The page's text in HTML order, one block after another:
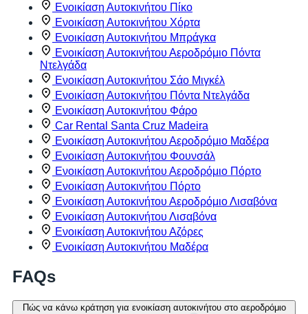
Ενοικίαση Αυτοκινήτου Πίκο
Ενοικίαση Αυτοκινήτου Χόρτα
Ενοικίαση Αυτοκινήτου Μπράγκα
Ενοικίαση Αυτοκινήτου Αεροδρόμιο Πόντα
Ντελγάδα
Ενοικίαση Αυτοκινήτου Σάο Μιγκέλ
Ενοικίαση Αυτοκινήτου Πόντα Ντελγάδα
Ενοικίαση Αυτοκινήτου Φάρο
Car Rental Santa Cruz Madeira
Ενοικίαση Αυτοκινήτου Αεροδρόμιο Μαδέρα
Ενοικίαση Αυτοκινήτου Φουνσάλ
Ενοικίαση Αυτοκινήτου Αεροδρόμιο Πόρτο
Ενοικίαση Αυτοκινήτου Πόρτο
Ενοικίαση Αυτοκινήτου Αεροδρόμιο Λισαβόνα
Ενοικίαση Αυτοκινήτου Λισαβόνα
Ενοικίαση Αυτοκινήτου Αζόρες
Ενοικίαση Αυτοκινήτου Μαδέρα
FAQs
Πώς να κάνω κράτηση για ενοικίαση αυτοκινήτου στο αεροδρόμιο